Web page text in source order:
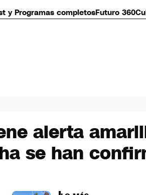
y Programas completosFuturo 360
alerta
se han